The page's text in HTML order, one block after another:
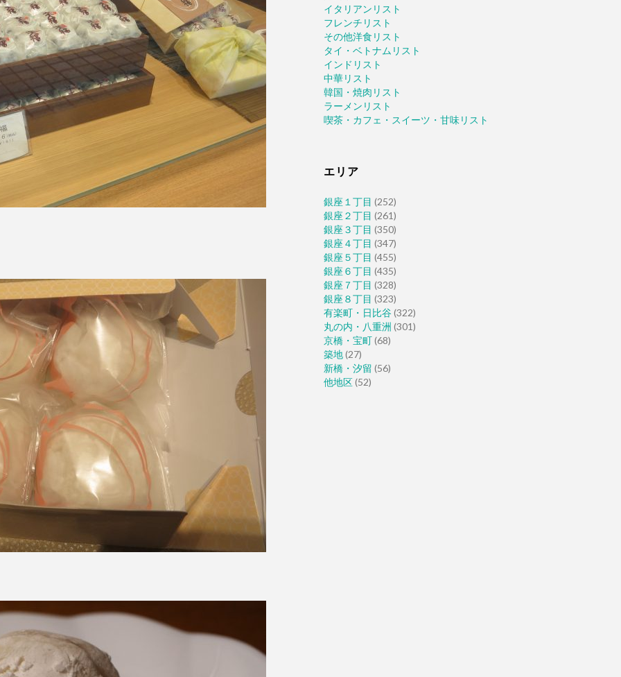
イタリアンリスト
フレンチリスト
その他洋食リスト
タイ・ベトナムリスト
インドリスト
中華リスト
韓国・焼肉リスト
ラーメンリスト
喫茶・カフェ・スイーツ・甘味リスト
エリア
銀座１丁目 (252)
銀座２丁目 (261)
銀座３丁目 (350)
銀座４丁目 (347)
銀座５丁目 (455)
銀座６丁目 (435)
銀座７丁目 (328)
銀座８丁目 (323)
有楽町・日比谷(322)
丸の内・八重洲 (301)
京橋・宝町(68)
築地(27)
新橋・汐留 (56)
他地区(52)